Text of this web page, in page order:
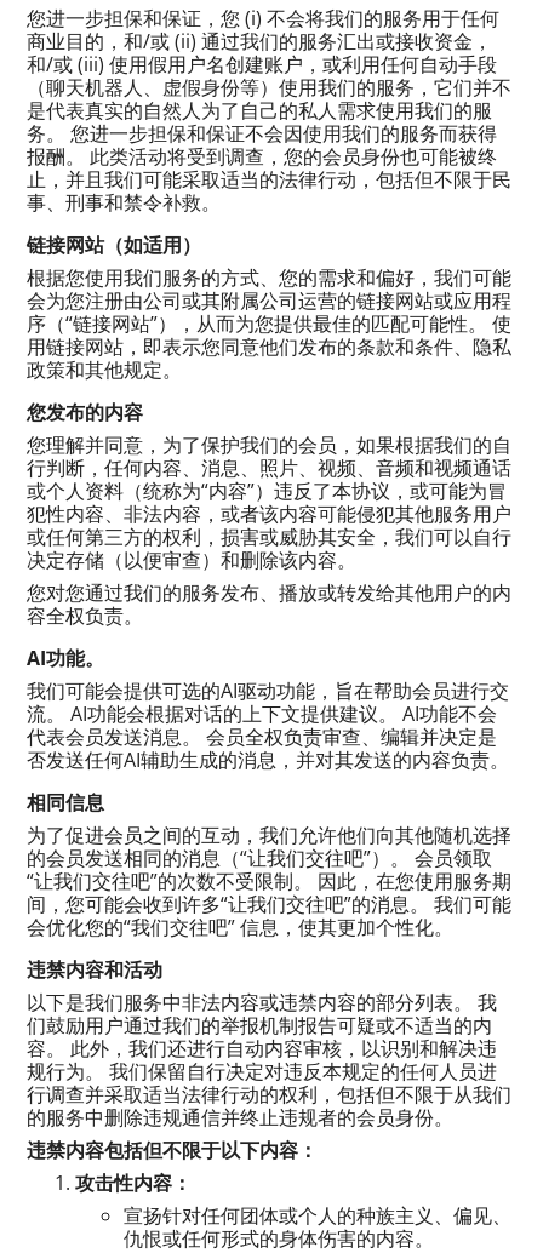
您进一步担保和保证，您 (i) 不会将我们的服务用于任何
商业目的，和/或 (ii) 通过我们的服务汇出或接收资金，
和/或 (iii) 使用假用户名创建账户，或利用任何自动手段
（聊天机器人、虚假身份等）使用我们的服务，它们并不
是代表真实的自然人为了自己的私人需求使用我们的服
务。 您进一步担保和保证不会因使用我们的服务而获得
报酬。 此类活动将受到调查，您的会员身份也可能被终
止，并且我们可能采取适当的法律行动，包括但不限于民
事、刑事和禁令补救。
链接网站（如适用）
根据您使用我们服务的方式、您的需求和偏好，我们可能
会为您注册由公司或其附属公司运营的链接网站或应用程
序（“链接网站”），从而为您提供最佳的匹配可能性。 使
用链接网站，即表示您同意他们发布的条款和条件、隐私
政策和其他规定。
您发布的内容
您理解并同意，为了保护我们的会员，如果根据我们的自
行判断，任何内容、消息、照片、视频、音频和视频通话
或个人资料（统称为“内容”）违反了本协议，或可能为冒
犯性内容、非法内容，或者该内容可能侵犯其他服务用户
或任何第三方的权利，损害或威胁其安全，我们可以自行
决定存储（以便审查）和删除该内容。
您对您通过我们的服务发布、播放或转发给其他用户的内
容全权负责。
AI功能。
我们可能会提供可选的AI驱动功能，旨在帮助会员进行交
流。 AI功能会根据对话的上下文提供建议。 AI功能不会
代表会员发送消息。 会员全权负责审查、编辑并决定是
否发送任何AI辅助生成的消息，并对其发送的内容负责。
相同信息
为了促进会员之间的互动，我们允许他们向其他随机选择
的会员发送相同的消息（“让我们交往吧”）。 会员领取
“让我们交往吧”的次数不受限制。 因此，在您使用服务期
间，您可能会收到许多“让我们交往吧”的消息。 我们可能
会优化您的“我们交往吧” 信息，使其更加个性化。
违禁内容和活动
以下是我们服务中非法内容或违禁内容的部分列表。 我
们鼓励用户通过我们的举报机制报告可疑或不适当的内
容。 此外，我们还进行自动内容审核，以识别和解决违
规行为。 我们保留自行决定对违反本规定的任何人员进
行调查并采取适当法律行动的权利，包括但不限于从我们
的服务中删除违规通信并终止违规者的会员身份。
违禁内容包括但不限于以下内容：
攻击性内容：
宣扬针对任何团体或个人的种族主义、偏见、
仇恨或任何形式的身体伤害的内容。